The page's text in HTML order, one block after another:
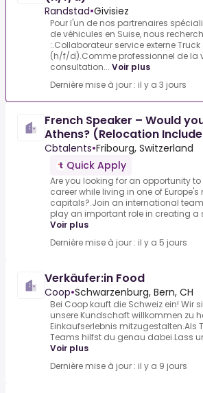
Randstad•Givisiez
Pour l'un de nos partrenaires
de véhicules en Suise, nous
:.Collaborateur service externe Truck
(h/f/d).Comme professionnel de la
consultation... Voir plus
Dernière mise à jour : il y a 3 jours
French Speaker – Would
Athens? (Relocation
Cbtalents•Fribourg, Switzerland
Quick Apply
Are you looking for an opportunity
career while living in one of
capitals?.Join an international
play an important role in creating a
Voir plus
Dernière mise à jour : il y a 5 jours
Verkäufer:in Food
Coop•Schwarzenburg, Bern, CH
Bei Coop kauft die Schweiz ein! Wir
unsere Kundschaft willkommen zu
Einkaufserlebnis mitzugestalten.Als
Teams hilfst du genau dabei.Lass
Voir plus
Dernière mise à jour : il y a 9 jours